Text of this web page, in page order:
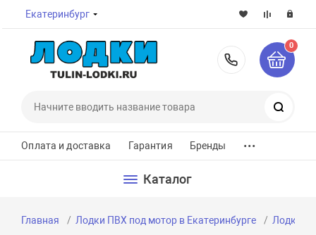
Екатеринбург
8-800-
0
Оплата и доставка Гарантия Бренды ...
Каталог
Главная Лодки ПВХ под мотор в Екатеринбурге Лодки